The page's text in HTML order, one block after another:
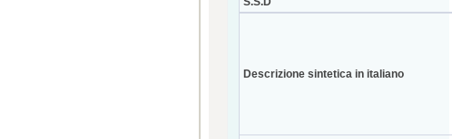
Descrizione sintetica in italiano